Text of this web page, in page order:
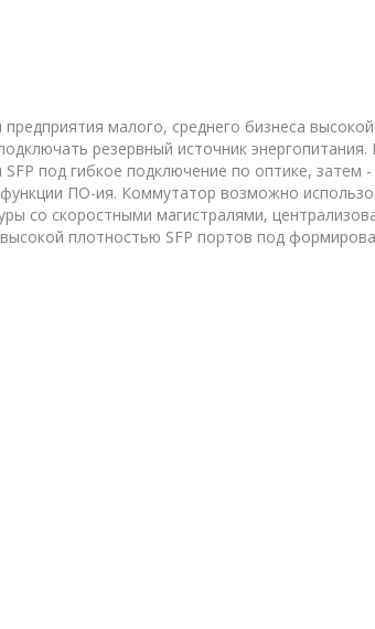
малого, среднего бизнеса
резервный источник
под гибкое подключение по оптике, затем
ПО-ия. Коммутатор возможно
со скоростными магистралями,
плотностью SFP портов под